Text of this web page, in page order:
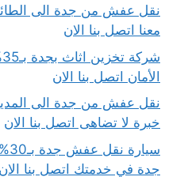
معنا اتصل بنا الان
الأمان اتصل بنا الان
خبرة لا تضاهى اتصل بنا الان
جدة في خدمتك اتصل بنا الان